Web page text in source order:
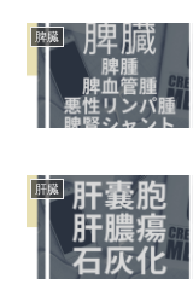
脾臓
肝臓